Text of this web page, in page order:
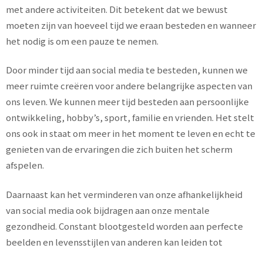
met andere activiteiten. Dit betekent dat we bewust
moeten zijn van hoeveel tijd we eraan besteden en wanneer
het nodig is om een pauze te nemen.
Door minder tijd aan social media te besteden, kunnen we
meer ruimte creëren voor andere belangrijke aspecten van
ons leven. We kunnen meer tijd besteden aan persoonlijke
ontwikkeling, hobby’s, sport, familie en vrienden. Het stelt
ons ook in staat om meer in het moment te leven en echt te
genieten van de ervaringen die zich buiten het scherm
afspelen.
Daarnaast kan het verminderen van onze afhankelijkheid
van social media ook bijdragen aan onze mentale
gezondheid. Constant blootgesteld worden aan perfecte
beelden en levensstijlen van anderen kan leiden tot